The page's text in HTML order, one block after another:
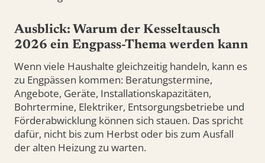
Ausblick: Warum der Kesseltausch
2026 ein Engpass-Thema werden kann
Wenn viele Haushalte gleichzeitig handeln, kann es
zu Engpässen kommen: Beratungstermine,
Angebote, Geräte, Installationskapazitäten,
Bohrtermine, Elektriker, Entsorgungsbetriebe und
Förderabwicklung können sich stauen. Das spricht
dafür, nicht bis zum Herbst oder bis zum Ausfall
der alten Heizung zu warten.